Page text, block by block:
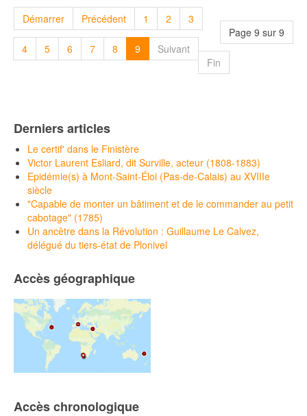
Page 9 sur 9
Démarrer Précédent 1 2 3
4 5 6 7 8 9
Suivant
Fin
Derniers articles
Le certif' dans le Finistère
Victor Laurent Esliard, dit Surville, acteur (1808-1883)
Epidémie(s) à Mont-Saint-Éloi (Pas-de-Calais) au XVIIIe
siècle
"Capable de monter un bâtiment et de le commander au petit
cabotage" (1785)
Un ancêtre dans la Révolution : Guillaume Le Calvez,
délégué du tiers-état de Plonivel
Accès géographique
Accès chronologique